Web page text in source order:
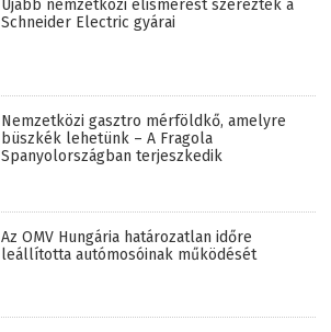
Újabb nemzetközi elismerést szereztek a
Schneider Electric gyárai
Nemzetközi gasztro mérföldkő, amelyre
büszkék lehetünk – A Fragola
Spanyolországban terjeszkedik
Az OMV Hungária határozatlan időre
leállította autómosóinak működését